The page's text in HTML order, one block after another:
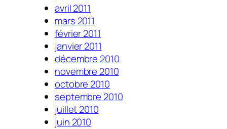
avril 2011
mars 2011
février 2011
janvier 2011
décembre 2010
novembre 2010
octobre 2010
septembre 2010
juillet 2010
juin 2010